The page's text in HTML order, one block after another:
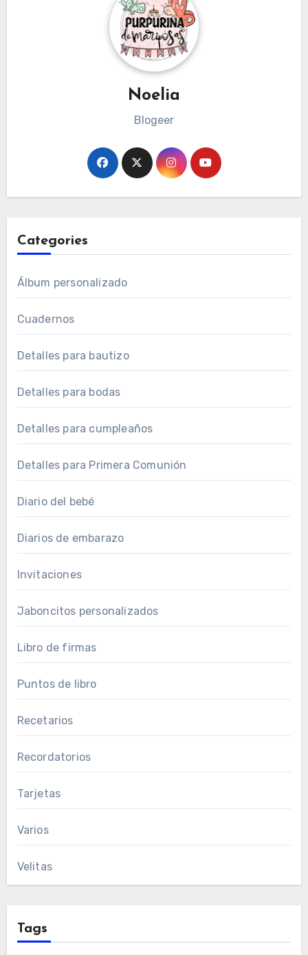
Noelia
Blogeer
Categories
Álbum personalizado
Cuadernos
Detalles para bautizo
Detalles para bodas
Detalles para cumpleaños
Detalles para Primera Comunión
Diario del bebé
Diarios de embarazo
Invitaciones
Jaboncitos personalizados
Libro de firmas
Puntos de libro
Recetarios
Recordatorios
Tarjetas
Varios
Velitas
Tags